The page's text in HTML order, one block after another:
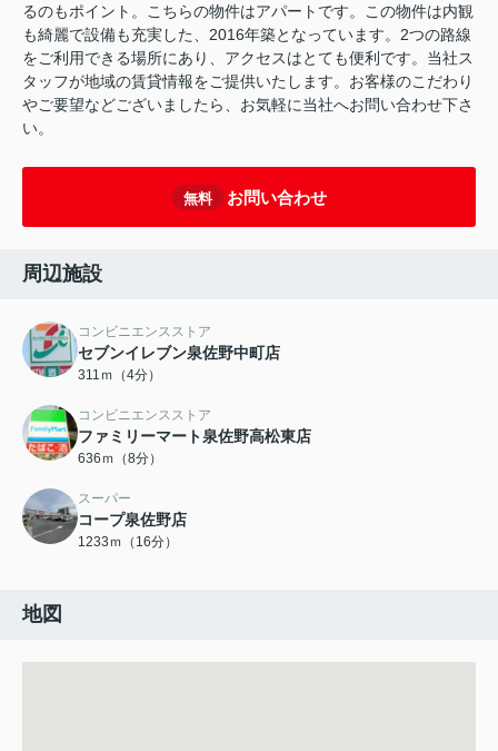
るのもポイント。こちらの物件はアパートです。この物件は内観
も綺麗で設備も充実した、2016年築となっています。2つの路線
をご利用できる場所にあり、アクセスはとても便利です。当社ス
タッフが地域の賃貸情報をご提供いたします。お客様のこだわり
やご要望などございましたら、お気軽に当社へお問い合わせ下さ
い。
無料 お問い合わせ
周辺施設
コンビニエンスストア
セブンイレブン泉佐野中町店
311ｍ（4分）
コンビニエンスストア
ファミリーマート泉佐野高松東店
636ｍ（8分）
スーパー
コープ泉佐野店
1233ｍ（16分）
地図